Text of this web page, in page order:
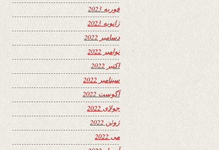
فوریه 2023
ژانویه 2023
دسامبر 2022
نوامبر 2022
اکتبر 2022
سپتامبر 2022
آگوست 2022
جولای 2022
ژوئن 2022
می 2022